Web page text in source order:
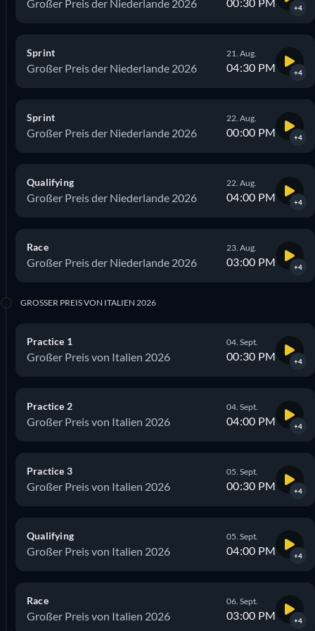
Großer Preis der Niederlande 2026 +4
Sprint
Großer Preis der Niederlande 2026
21. Aug.
04:30 PM +4
Sprint
Großer Preis der Niederlande 2026
22. Aug.
00:00 PM +4
Qualifying
Großer Preis der Niederlande 2026
22. Aug.
04:00 PM +4
Race
Großer Preis der Niederlande 2026
23. Aug.
03:00 PM +4
GROSSER PREIS VON ITALIEN 2026
Practice 1
Großer Preis von Italien 2026
04. Sept.
00:30 PM +4
Practice 2
Großer Preis von Italien 2026
04. Sept.
04:00 PM +4
Practice 3
Großer Preis von Italien 2026
05. Sept.
00:30 PM +4
Qualifying
Großer Preis von Italien 2026
05. Sept.
04:00 PM +4
Race
Großer Preis von Italien 2026
06. Sept.
03:00 PM +4